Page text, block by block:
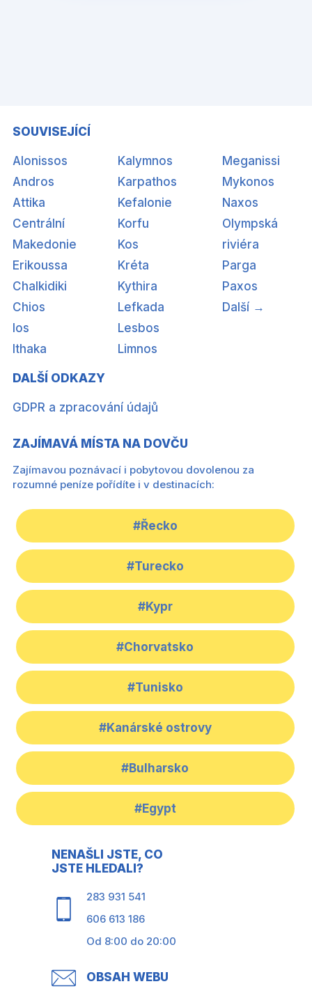
SOUVISEJÍCÍ
Alonissos
Andros
Attika
Centrální
Makedonie
Erikoussa
Chalkidiki
Chios
Ios
Ithaka
Kalymnos
Karpathos
Kefalonie
Korfu
Kos
Kréta
Kythira
Lefkada
Lesbos
Limnos
Meganissi
Mykonos
Naxos
Olympská
riviéra
Parga
Paxos
Další →
DALŠÍ ODKAZY
GDPR a zpracování údajů
ZAJÍMAVÁ MÍSTA NA DOVČU
Zajímavou poznávací i pobytovou dovolenou za
rozumné peníze pořídíte i v destinacích:
#Řecko
#Turecko
#Kypr
#Chorvatsko
#Tunisko
#Kanárské ostrovy
#Bulharsko
#Egypt
NENAŠLI JSTE, CO
JSTE HLEDALI?
283 931 541
606 613 186
Od 8:00 do 20:00
OBSAH WEBU